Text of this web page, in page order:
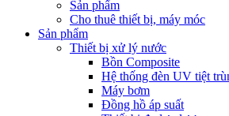
Sản phẩm
Cho thuê thiết bị, máy móc
Sản phẩm
Thiết bị xử lý nước
Bồn Composite
Hệ thống đèn UV tiệt
Máy bơm
Đồng hồ áp suất